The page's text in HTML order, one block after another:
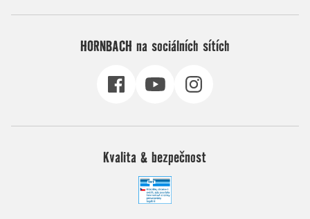
HORNBACH na sociálních sítích
Kvalita & bezpečnost